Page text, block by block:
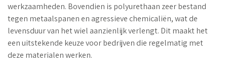
werkzaamheden. Bovendien is polyurethaan zeer bestand
tegen metaalspanen en agressieve chemicaliën, wat de
levensduur van het wiel aanzienlijk verlengt. Dit maakt het
een uitstekende keuze voor bedrijven die regelmatig met
deze materialen werken.